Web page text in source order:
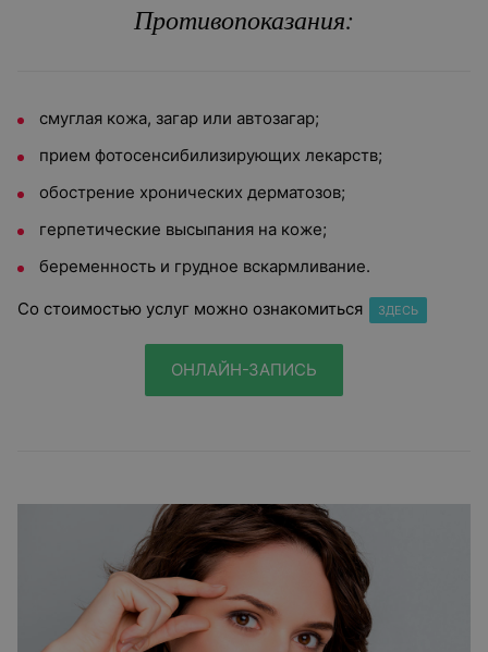
Противопоказания:
смуглая кожа, загар или автозагар;
прием фотосенсибилизирующих лекарств;
обострение хронических дерматозов;
герпетические высыпания на коже;
беременность и грудное вскармливание.
Со стоимостью услуг можно ознакомиться ЗДЕСЬ
ОНЛАЙН-ЗАПИСЬ